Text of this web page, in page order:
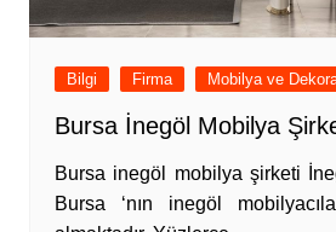
Bilgi Firma Mobilya ve
Bursa İnegöl Mobilya
Bursa inegöl mobilya şirketi
Bursa ‘nın inegöl